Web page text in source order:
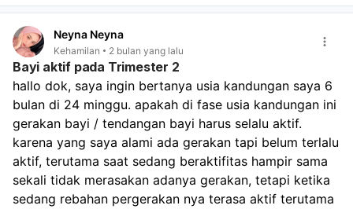
coklat yang Anda alami seminggu setelah USG juga bisa
termasuk keguguran atau kehamilan kosong. Sangat
penting untuk segera berkonsultasi kembali dengan
dokter spesialis kandungan Anda. Dokter akan
melakukan evaluasi lebih lanjut, mungkin dengan USG
ulang dan pemeriksaan tambahan lainnya, untuk
memastikan diagnosis dan menentukan penanganan
yang tepat.
Neyna Neyna
Kehamilan 2 bulan yang lalu
Bayi aktif pada Trimester 2
hallo dok, saya ingin bertanya usia kandungan saya 6
bulan di 24 minggu. apakah di fase usia kandungan ini
gerakan bayi / tendangan bayi harus selalu aktif.
karena yang saya alami ada gerakan tapi belum terlalu
aktif, terutama saat sedang beraktifitas hampir sama
sekali tidak merasakan adanya gerakan, tetapi ketika
sedang rebahan pergerakan nya terasa aktif terutama